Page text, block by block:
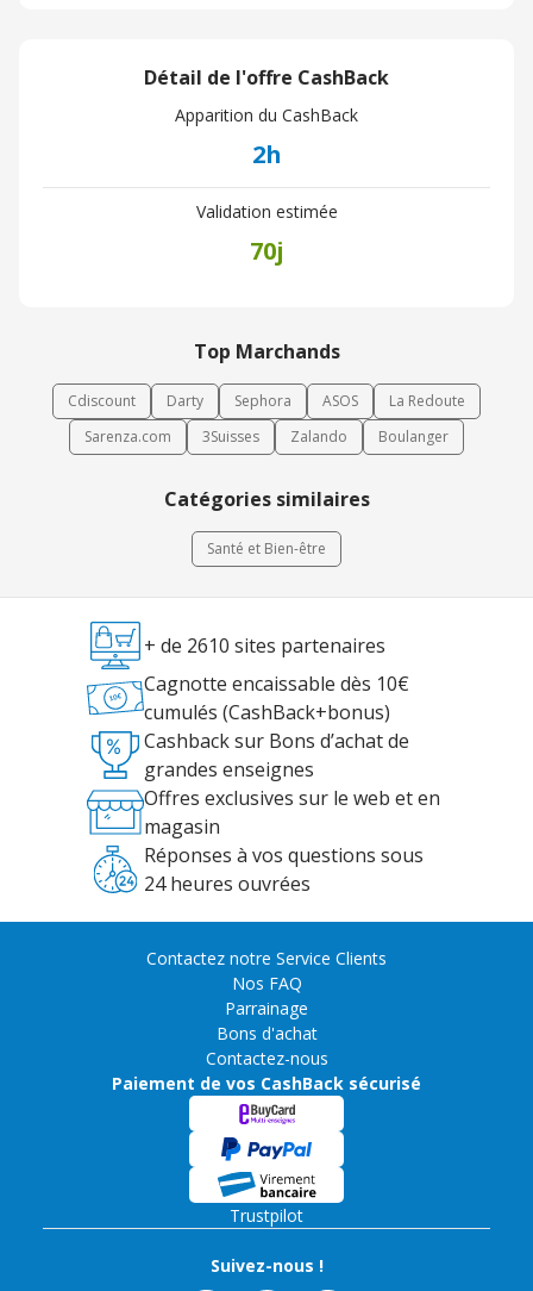
Détail de l'offre CashBack
Apparition du CashBack
2h
Validation estimée
70j
Top Marchands
Cdiscount Darty Sephora ASOS
La Redoute
Sarenza.com
3Suisses Zalando Boulanger
Catégories similaires
Santé et Bien-être
+ de 2610 sites partenaires
Cagnotte encaissable dès 10€
cumulés (CashBack+bonus)
Cashback sur Bons d’achat de
grandes enseignes
Offres exclusives sur le web et en
magasin
Réponses à vos questions sous
24 heures ouvrées
Contactez notre Service Clients
Nos FAQ
Parrainage
Bons d'achat
Contactez-nous
Paiement de vos CashBack sécurisé
Trustpilot
Suivez-nous !